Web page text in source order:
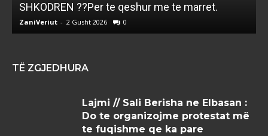
SHKODREN ??Per te qeshur me te marret.
ZaniVeriut - 2 Gusht 2026 0
TË ZGJEDHURA
Lajmi // Sali Berisha ne Elbasan :
Do te organizojme protestat më
te fuqishme qe ka pare